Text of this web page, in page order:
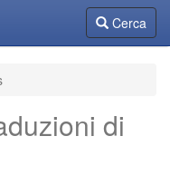
CercaCerca
di